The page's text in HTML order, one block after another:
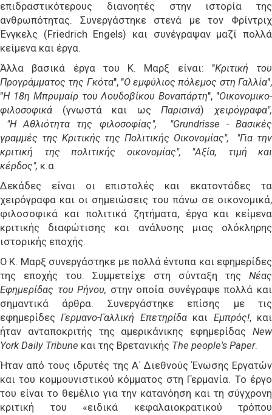
επιδραστικότερους διανοητές στην ιστορία της
ανθρωπότητας. Συνεργάστηκε στενά με τον Φρίντριχ
Ένγκελς (Friedrich Engels) και συνέγραψαν μαζί πολλά
κείμενα και έργα.
Άλλα βασικά έργα του Κ. Μαρξ είναι: "Κριτική του
Προγράμματος της Γκότα", "Ο εμφύλιος πόλεμος στη Γαλλία",
"Η 18η Μπρυμαίρ του Λουδοβίκου Βοναπάρτη", "Οικονομικο-
φιλοσοφικά (γνωστά και ωςΠαρισινά) χειρόγραφα",
"ΗΑθλιότητα της φιλοσοφίας", "Grundrisse - Βασικές
γραμμές της Κριτικής της Πολιτικής Οικονομίας", "Για την
κριτική της πολιτικής οικονομίας", "Αξία, τιμή και
κέρδος", κ.α.
Δεκάδες είναι οι επιστολές και εκατοντάδες τα
χειρόγραφα και οι σημειώσεις του πάνω σε οικονομικά,
φιλοσοφικά και πολιτικά ζητήματα, έργα και κείμενα
κριτικής διαφώτισης και ανάλυσης μιας ολόκληρης
ιστορικής εποχής.
Ο Κ. Μαρξ συνεργάστηκε με πολλά έντυπα και εφημερίδες
της εποχής του. Συμμετείχε στη σύνταξη της Νέας
Εφημερίδας του Ρήνου, στην οποία συνέγραψε πολλά και
σημαντικά άρθρα. Συνεργάστηκε επίσης με τις
εφημερίδεςΓερμανο-Γαλλική Επετηρίδα και Εμπρός!, και
ήταν ανταποκριτής της αμερικάνικης εφημερίδας New
York Daily Tribune και της Βρετανικής The people's Paper.
Ήταν από τους ιδρυτές της Α΄ Διεθνούς Ένωσης Εργατών
και του κομμουνιστικού κόμματος στη Γερμανία. Το έργο
του είναι το θεμέλιο για την κατανόηση και τη σύγχρονη
κριτική του «ειδικά κεφαλαιοκρατικού τρόπου